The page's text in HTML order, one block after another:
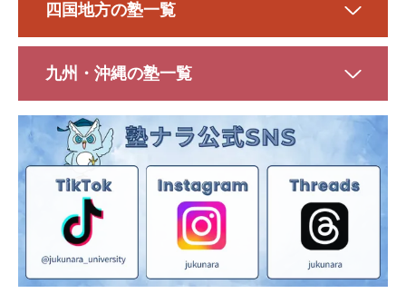
四国地方の塾一覧
九州・沖縄の塾一覧